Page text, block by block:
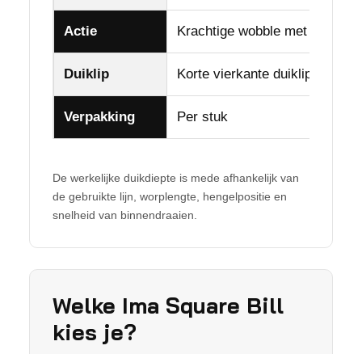
Actie Krachtige wobble met
Duiklip Korte vierkante duiklip
Verpakking Per stuk
De werkelijke duikdiepte is mede afhankelijk van
de gebruikte lijn, worplengte, hengelpositie en
snelheid van binnendraaien.
Welke Ima Square Bill
kies je?